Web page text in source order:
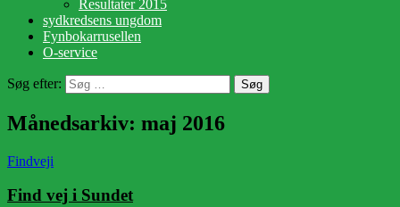
Resultater 2015
sydkredsens ungdom
Fynbokarrusellen
O-service
Søg efter:
Månedsarkiv: maj 2016
Findveji
Find vej i Sundet